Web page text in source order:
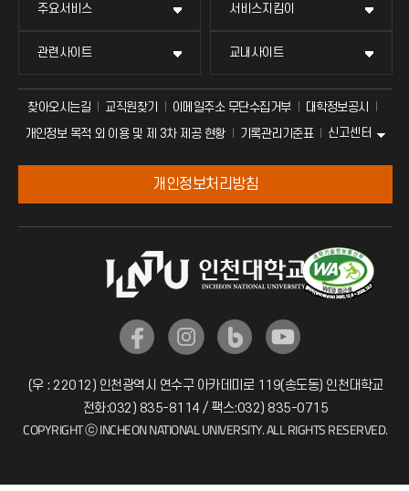
주요서비스 서비스지킴이
관련사이트 교내사이트
찾아오시는길 교직원찾기 이메일주소 무단수집거부
대학정보공시
개인정보 목적 외 이용 및 제 3차 제공 현황
기록관리기준표 신고센터
개인정보처리방침
(우 : 22012) 인천광역시 연수구 아카데미로 119(송도동) 인천대학교
전화:032) 835-8114 / 팩스:032) 835-0715
COPYRIGHT ⓒ INCHEON NATIONAL UNIVERSITY. ALL RIGHTS RESERVED.